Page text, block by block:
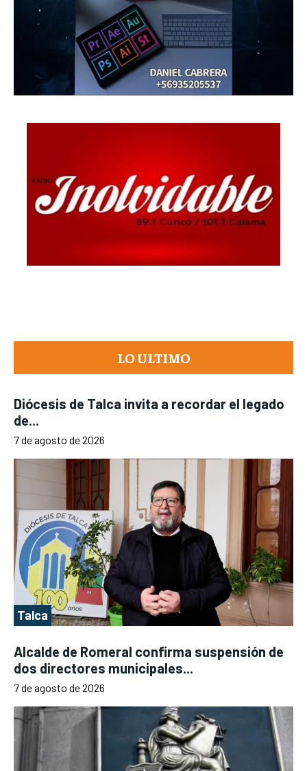
LO ULTIMO
Diócesis de Talca invita a recordar el legado
de...
7 de agosto de 2026
Talca
Alcalde de Romeral confirma suspensión de
dos directores municipales...
7 de agosto de 2026